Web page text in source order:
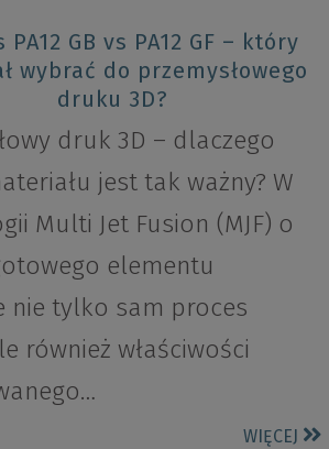
PA12 GB vs PA12 GF – który
wybrać do przemysłowego
druku 3D?
druk 3D – dlaczego
jest tak ważny? W
Multi Jet Fusion (MJF) o
elementu
nie tylko sam proces
również właściwości
WIĘCEJ